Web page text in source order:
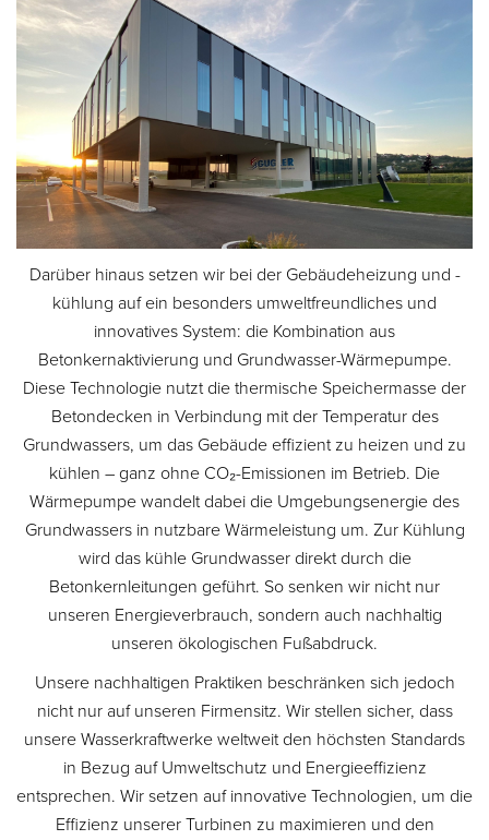
Darüber hinaus setzen wir bei der Gebäudeheizung und -
kühlung auf ein besonders umweltfreundliches und
innovatives System: die Kombination aus
Betonkernaktivierung und Grundwasser-Wärmepumpe.
Diese Technologie nutzt die thermische Speichermasse der
Betondecken in Verbindung mit der Temperatur des
Grundwassers, um das Gebäude effizient zu heizen und zu
kühlen – ganz ohne CO₂-Emissionen im Betrieb. Die
Wärmepumpe wandelt dabei die Umgebungsenergie des
Grundwassers in nutzbare Wärmeleistung um. Zur Kühlung
wird das kühle Grundwasser direkt durch die
Betonkernleitungen geführt. So senken wir nicht nur
unseren Energieverbrauch, sondern auch nachhaltig
unseren ökologischen Fußabdruck.
Unsere nachhaltigen Praktiken beschränken sich jedoch
nicht nur auf unseren Firmensitz. Wir stellen sicher, dass
unsere Wasserkraftwerke weltweit den höchsten Standards
in Bezug auf Umweltschutz und Energieeffizienz
entsprechen. Wir setzen auf innovative Technologien, um die
Effizienz unserer Turbinen zu maximieren und den